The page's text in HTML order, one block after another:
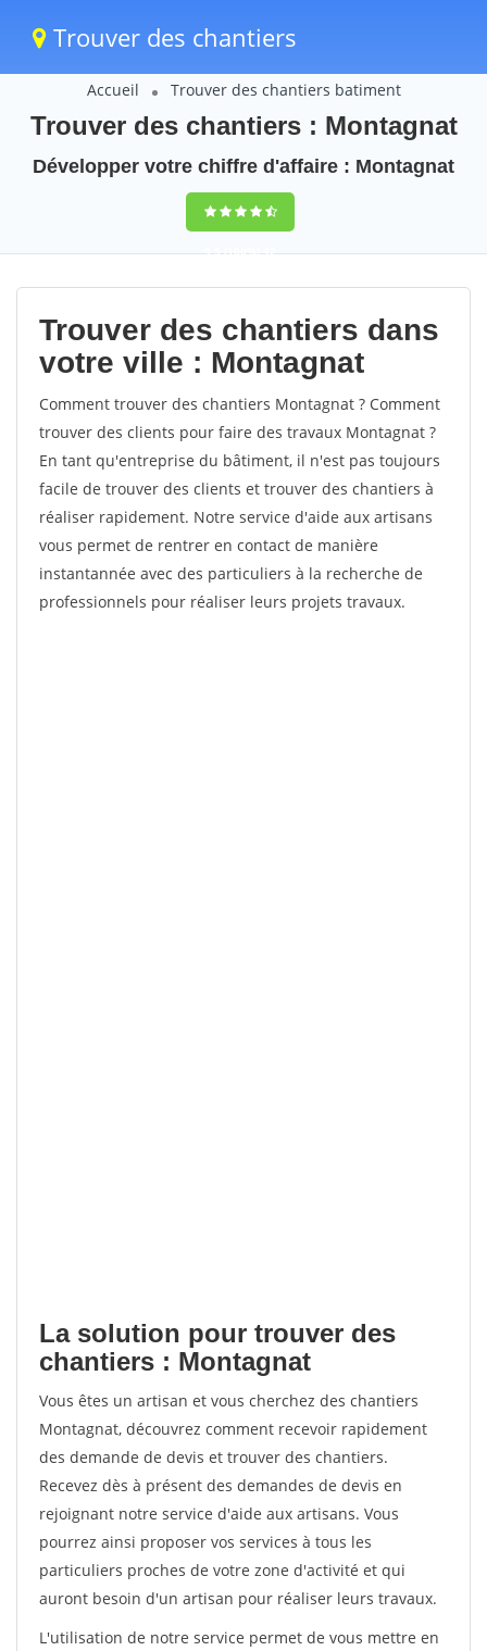
Trouver des chantiers
Accueil Trouver des chantiers batiment
Trouver des chantiers : Montagnat
Développer votre chiffre d'affaire : Montagnat
9,5(100%)42
votes
Trouver des chantiers dans
votre ville : Montagnat
Comment trouver des chantiers Montagnat ? Comment
trouver des clients pour faire des travaux Montagnat ?
En tant qu'entreprise du bâtiment, il n'est pas toujours
facile de trouver des clients et trouver des chantiers à
réaliser rapidement. Notre service d'aide aux artisans
vous permet de rentrer en contact de manière
instantannée avec des particuliers à la recherche de
professionnels pour réaliser leurs projets travaux.
La solution pour trouver des
chantiers : Montagnat
Vous êtes un artisan et vous cherchez des chantiers
Montagnat, découvrez comment recevoir rapidement
des demande de devis et trouver des chantiers.
Recevez dès à présent des demandes de devis en
rejoignant notre service d'aide aux artisans. Vous
pourrez ainsi proposer vos services à tous les
particuliers proches de votre zone d'activité et qui
auront besoin d'un artisan pour réaliser leurs travaux.
L'utilisation de notre service permet de vous mettre en